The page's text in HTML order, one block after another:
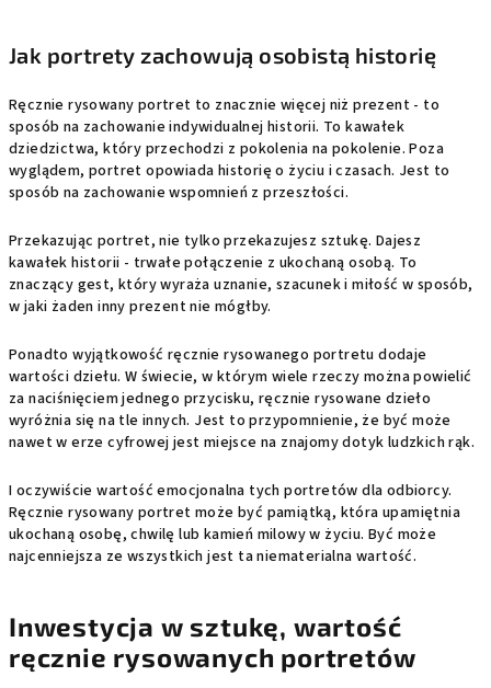
Jak portrety zachowują osobistą historię
Ręcznie rysowany portret to znacznie więcej niż prezent - to
sposób na zachowanie indywidualnej historii. To kawałek
dziedzictwa, który przechodzi z pokolenia na pokolenie. Poza
wyglądem, portret opowiada historię o życiu i czasach. Jest to
sposób na zachowanie wspomnień z przeszłości.
Przekazując portret, nie tylko przekazujesz sztukę. Dajesz
kawałek historii - trwałe połączenie z ukochaną osobą. To
znaczący gest, który wyraża uznanie, szacunek i miłość w sposób,
w jaki żaden inny prezent nie mógłby.
Ponadto wyjątkowość ręcznie rysowanego portretu dodaje
wartości dziełu. W świecie, w którym wiele rzeczy można powielić
za naciśnięciem jednego przycisku, ręcznie rysowane dzieło
wyróżnia się na tle innych. Jest to przypomnienie, że być może
nawet w erze cyfrowej jest miejsce na znajomy dotyk ludzkich rąk.
I oczywiście wartość emocjonalna tych portretów dla odbiorcy.
Ręcznie rysowany portret może być pamiątką, która upamiętnia
ukochaną osobę, chwilę lub kamień milowy w życiu. Być może
najcenniejsza ze wszystkich jest ta niematerialna wartość.
Inwestycja w sztukę, wartość
ręcznie rysowanych portretów